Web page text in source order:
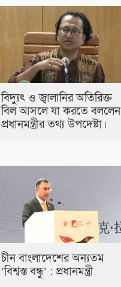
বিদ্যুৎ ও জ্বালানির অতিরিক্ত
বিল আসলে যা করতে বললেন
প্রধানমন্ত্রীর তথ্য উপদেষ্টা।
চীন বাংলাদেশের অন্যতম
‘বিশ্বস্ত বন্ধু’ : প্রধানমন্ত্রী